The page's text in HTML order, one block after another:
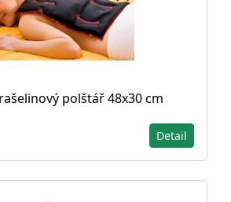
polštář 48x30 cm
Detail